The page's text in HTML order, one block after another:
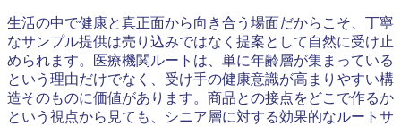
生活の中で健康と真正面から向き合う場面だからこそ、丁寧
なサンプル提供は売り込みではなく提案として自然に受け止
められます。医療機関ルートは、単に年齢層が集まっている
という理由だけでなく、受け手の健康意識が高まりやすい構
造そのものに価値があります。商品との接点をどこで作るか
という視点から見ても、シニア層に対する効果的なルートサ